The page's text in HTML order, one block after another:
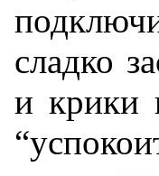
сладко
и крики